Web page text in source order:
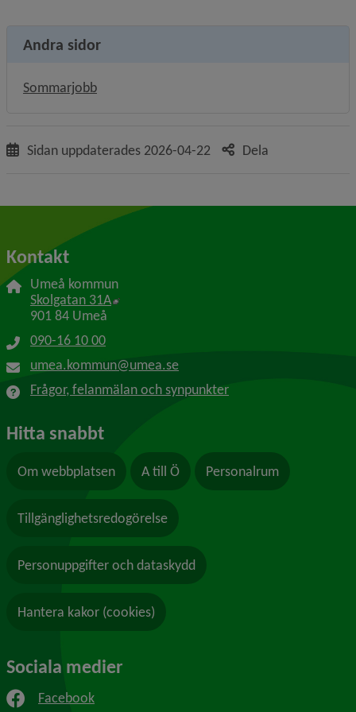
Andra sidor
Sommarjobb
Sidan uppdaterades 2026-04-22 Dela
Kontakt
Umeå kommun
Skolgatan 31A Länk till annan webbplats, öppnas i nytt
901 84 Umeå
090-16 10 00
umea.kommun@umea.se
Frågor, felanmälan och synpunkter
Hitta snabbt
Om webbplatsen A till Ö Personalrum
Tillgänglighetsredogörelse
Personuppgifter och dataskydd
Hantera kakor (cookies)
Sociala medier
Facebook